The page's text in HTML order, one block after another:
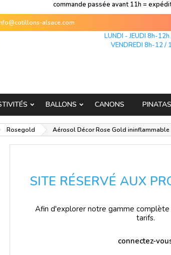
commande passée avant 11h =
alsace.com
LUNDI - JEUDI 8h-
VENDREDI 8h-12 /
BALLONS CANONS
Rosegold Aérosol Décor Rose Gold ininflammable
SITE RÉSERVÉ AUX
Afin d'explorer notre gamme complète
tarifs.
connectez-